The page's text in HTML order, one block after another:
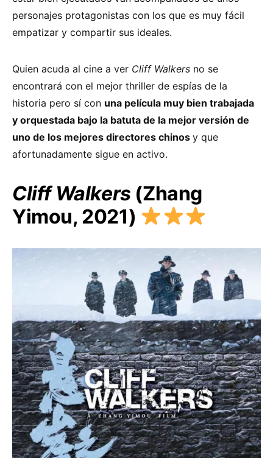
personajes protagonistas con los que es muy fácil
empatizar y compartir sus ideales.
Quien acuda al cine a ver Cliff Walkers no se
encontrará con el mejor thriller de espías de la
historia pero sí con una película muy bien trabajada
y orquestada bajo la batuta de la mejor versión de
uno de los mejores directores chinos y que
afortunadamente sigue en activo.
Cliff Walkers (Zhang
Yimou, 2021)